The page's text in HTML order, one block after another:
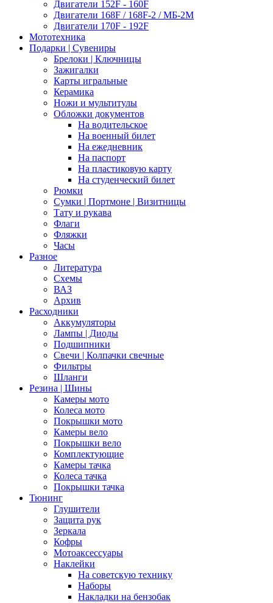
Двигатели 152F - 160F
Двигатели 168F / 168F-2 / МБ-2М
Двигатели 170F - 192F
Мототехника
Подарки | Сувениры
Брелоки | Ключницы
Зажигалки
Карты игральные
Керамика
Ножи и мультитулы
Обложки документов
На водительское
На военный билет
На ежедневник
На паспорт
На пластиковую карту
На студенческий билет
Рюмки
Сумки | Портмоне | Визитницы
Тату и рукава
Флаги
Фляжки
Часы
Разное
Литература
Схемы
ВАЗ
Архив
Расходники
Аккумуляторы
Лампы | Диоды
Подшипники
Свечи | Колпачки свечные
Фильтры
Шланги
Резина | Шины
Камеры мото
Колеса мото
Покрышки мото
Камеры вело
Покрышки вело
Комплектующие
Камеры тачка
Колеса тачка
Покрышки тачка
Тюнинг
Глушители
Защита рук
Зеркала
Кофры
Мотоаксессуары
Наклейки
На советскую технику
Наборы
Накладки на бензобак